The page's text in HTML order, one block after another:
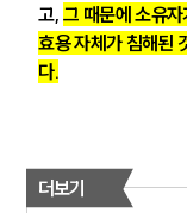
고, 그 때문에 소유
효용 자체가 침해된
다.
더보기